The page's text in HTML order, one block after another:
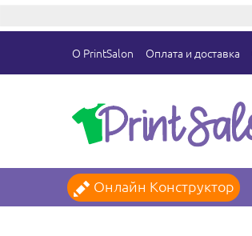
О PrintSalon Оплата и доставка
Онлайн Конструктор